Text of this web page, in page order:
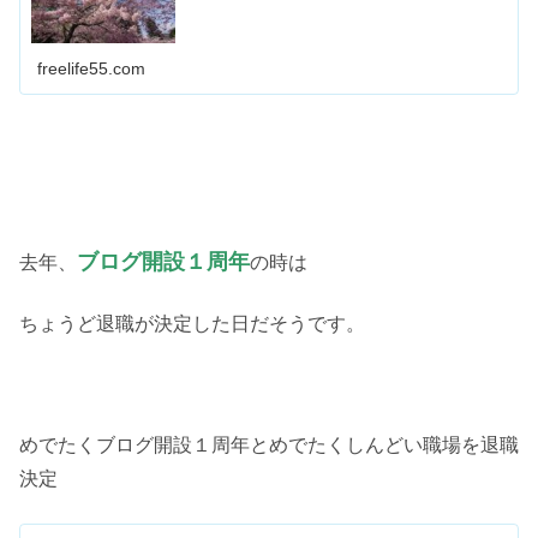
freelife55.com
去年、 ブログ開設１周年の時は
ちょうど退職が決定した日だそうです。
めでたくブログ開設１周年とめでたくしんどい職場を退職
決定